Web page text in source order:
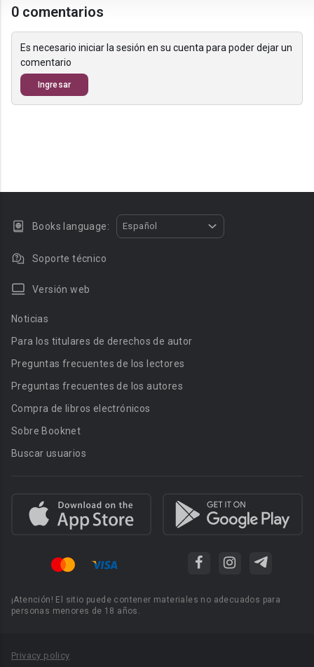
0 comentarios
Es necesario iniciar la sesión en su cuenta para poder dejar un
comentario
Ingresar
Books language: Español
Soporte técnico
Versión web
Noticias
Para los titulares de derechos de autor
Preguntas frecuentes de los lectores
Preguntas frecuentes de los autores
Compra de libros electrónicos
Sobre Booknet
Buscar usuarios
¡Atención! El sitio puede contener materiales no adecuados para
personas menores de 18 años.
Privacy policy